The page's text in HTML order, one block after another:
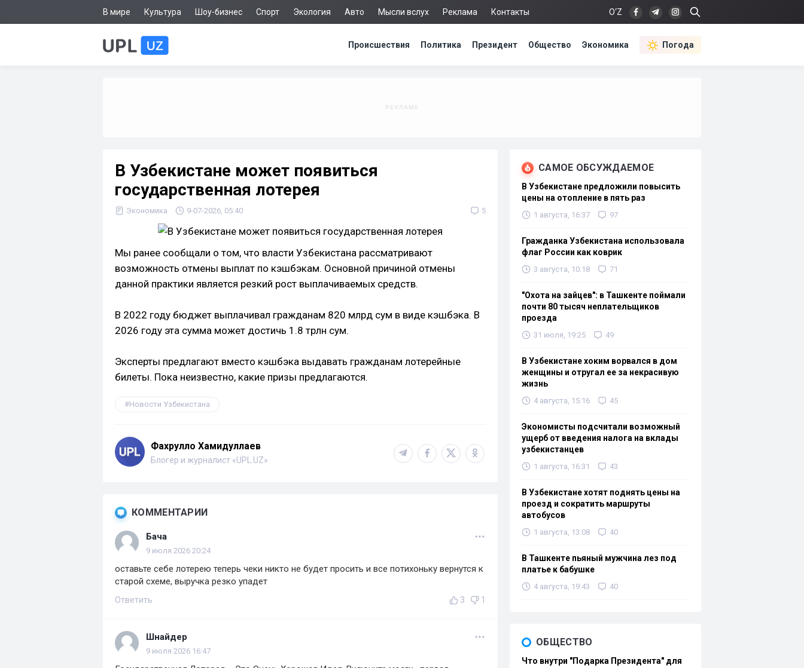
В мире Культура Шоу-бизнес Спорт Экология Авто Мысли вслух Реклама Контакты O‘Z
Происшествия Политика Президент Общество Экономика Погода
В Узбекистане может появиться
государственная лотерея
Экономика 9-07-2026, 05:40 5
Мы ранее сообщали о том, что власти Узбекистана рассматривают
возможность отмены выплат по кэшбэкам. Основной причиной отмены
данной практики является резкий рост выплачиваемых средств.
В 2022 году бюджет выплачивал гражданам 820 млрд сум в виде кэшбэка. В
2026 году эта сумма может достичь 1.8 трлн сум.
Эксперты предлагают вместо кэшбэка выдавать гражданам лотерейные
билеты. Пока неизвестно, какие призы предлагаются.
Новости Узбекистана
Фахрулло Хамидуллаев
Блогер и журналист «UPL.UZ»
КОММЕНТАРИИ
Бача
9 июля 2026 20:24
оставьте себе лотерею теперь чеки никто не будет просить и все потихоньку вернутся к
старой схеме, выручка резко упадет
Ответить 3 1
Шнайдер
9 июля 2026 16:47
САМОЕ ОБСУЖДАЕМОЕ
В Узбекистане предложили повысить
цены на отопление в пять раз
1 августа, 16:37 97
Гражданка Узбекистана использовала
флаг России как коврик
3 августа, 10:18 71
"Охота на зайцев": в Ташкенте поймали
почти 80 тысяч неплательщиков
проезда
31 июля, 19:25 49
В Узбекистане хоким ворвался в дом
женщины и отругал ее за некрасивую
жизнь
4 августа, 15:16 45
Экономисты подсчитали возможный
ущерб от введения налога на вклады
узбекистанцев
1 августа, 16:31 43
В Узбекистане хотят поднять цены на
проезд и сократить маршруты
автобусов
1 августа, 13:08 40
В Ташкенте пьяный мужчина лез под
платье к бабушке
4 августа, 19:43 40
ОБЩЕСТВО
Что внутри "Подарка Президента" для